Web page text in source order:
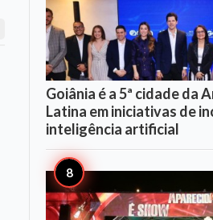
Goiânia é a 5ª cidade da
Latina em iniciativas de
inteligência artificial